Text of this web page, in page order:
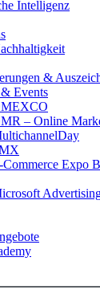
Intelligenz
&
Events
– Online
Commerce Expo